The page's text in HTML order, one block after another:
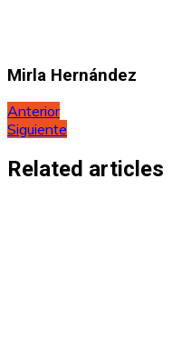
Mirla Hernández
Navegación
de
entradas
Anterior
Siguiente
Related articles